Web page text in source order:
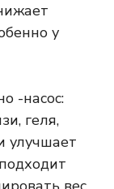
у
-насос:
геля,
улучшает